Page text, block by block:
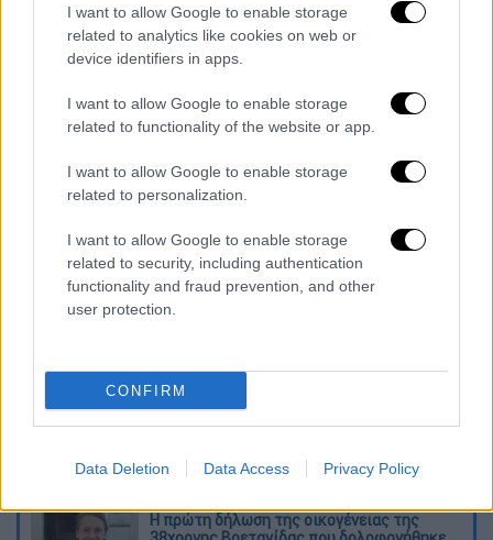
I want to allow Google to enable storage
related to analytics like cookies on web or
device identifiers in apps.
I want to allow Google to enable storage
related to functionality of the website or app.
I want to allow Google to enable storage
related to personalization.
I want to allow Google to enable storage
related to security, including authentication
functionality and fraud prevention, and other
user protection.
CONFIRM
Data Deletion Data Access Privacy Policy
δορυφορικές και διαστημικές τεχνολογίες.
Επί τάπητος τέθηκαν επίσης και τα θέματα
των ηλεκτρικών οχημάτων και της ψηφιακής
οικονομίας και αξιολογήθηκαν οι
για τη βελτίωση της υφιστάμενης
συνεργασίας.
Συζητήθηκαν επίσης βήματα που μπορούν να
γίνουν από κοινού όσον αφορά τις μπαταρίες
λιθίου του τουρκικού εγχώριου ηλεκτρικού
Διαβάστε ακόμη
Εκτελέσεις, συλλήψεις και νέοι
στο εσωτερικό εν μέσω πολέμου
Η πρώτη δήλωση της οικογένειας της